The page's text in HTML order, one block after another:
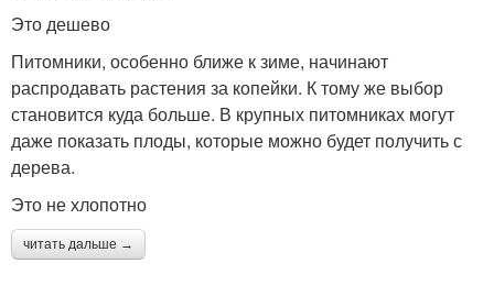
Это дешево
Питомники, особенно ближе к зиме, начинают
распродавать растения за копейки. К тому же выбор
становится куда больше. В крупных питомниках могут
даже показать плоды, которые можно будет получить с
дерева.
Это не хлопотно
читать дальше →